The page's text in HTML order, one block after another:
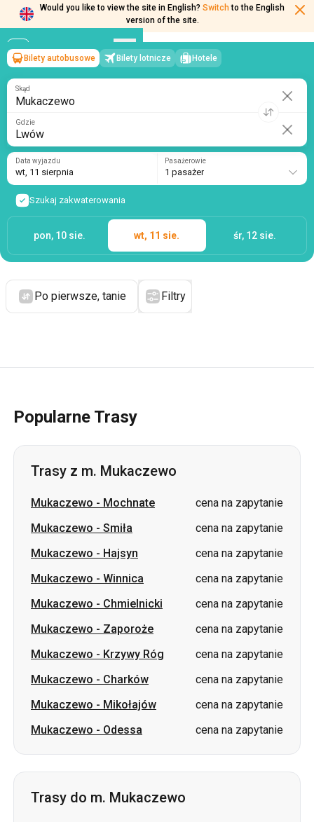
Would you like to view the site in English? Switch to the English
version of the site.
Mukaczewo→Lwów
wt, 11 sierpnia/1 pasażer
Bilety autobusowe Bilety lotnicze Hotele
Skąd
Gdzie
Data wyjazdu
wt, 11 sierpnia
Pasażerowie
1 pasażer
Szukaj zakwaterowania
pon, 10 sie. wt, 11 sie. śr, 12 sie.
Po pierwsze, tanie Filtry
Popularne Trasy
Trasy z m. Mukaczewo
Mukaczewo - Mochnate
cena na zapytanie
Mukaczewo - Smiła
cena na zapytanie
Mukaczewo - Hajsyn
cena na zapytanie
Mukaczewo - Winnica
cena na zapytanie
Mukaczewo - Chmielnicki
cena na zapytanie
Mukaczewo - Zaporoże
cena na zapytanie
Mukaczewo - Krzywy Róg
cena na zapytanie
Mukaczewo - Charków
cena na zapytanie
Mukaczewo - Mikołajów
cena na zapytanie
Mukaczewo - Odessa cena na zapytanie
Trasy do m. Mukaczewo